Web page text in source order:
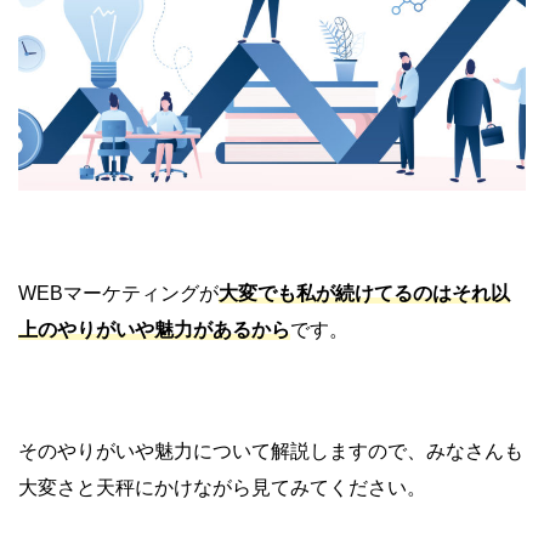
WEBマーケティングが大変でも私が続けてるのはそれ以
上のやりがいや魅力があるからです。
そのやりがいや魅力について解説しますので、みなさんも
大変さと天秤にかけながら見てみてください。